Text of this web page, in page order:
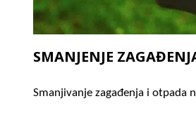
SMANJENJE
Smanjivanje zagađenja i otpada